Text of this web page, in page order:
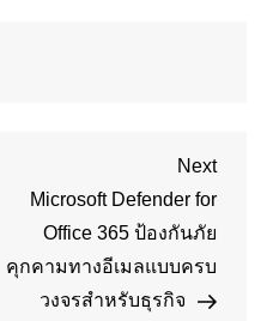
Next
Post
Next
Microsoft Defender for
Office 365 ป้องกันภัย
คุกคามทางอีเมลแบบครบ
วงจรสำหรับธุรกิจ